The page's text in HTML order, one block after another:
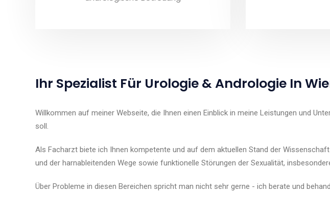
Ihr Spezialist Für Urologie & Andrologie In
Willkommen auf meiner Webseite, die Ihnen einen Einblick in meine Leistungen und
soll.
Als Facharzt biete ich Ihnen kompetente und auf dem aktuellen Stand der
und der harnableitenden Wege sowie funktionelle Störungen der Sexualität,
Über Probleme in diesen Bereichen spricht man nicht sehr gerne - ich berate und